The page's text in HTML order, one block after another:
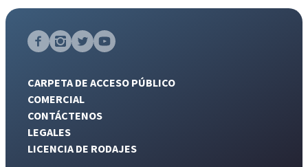
CARPETA DE ACCESO PÚBLICO
COMERCIAL
CONTÁCTENOS
LEGALES
LICENCIA DE RODAJES